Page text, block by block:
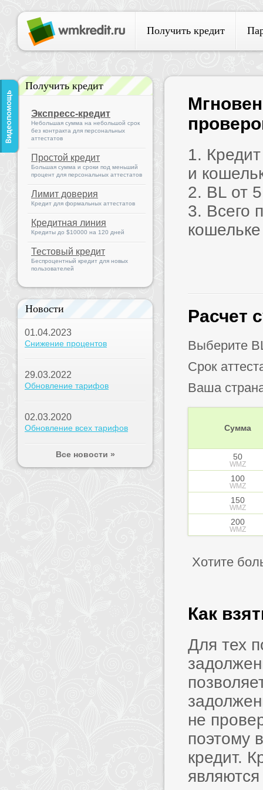
Получить кредит
Получить кредит
Экспресс-кредит
Небольшая сумма на небольшой срок
без контракта для персональных
аттестатов
Простой кредит
Большая сумма и сроки под меньший
процент для персональных аттестатов
Лимит доверия
Кредит для формальных аттестатов
Кредитная линия
Кредиты до $10000 на 120 дней
Тестовый кредит
Беспроцентный кредит для новых
пользователей
Новости
01.04.2023
Снижение процентов
29.03.2022
Обновление тарифов
02.03.2020
Обновление всех тарифов
Все новости »
1.
и
2. BL от
3. Всего
кошельке
Расчет
Выберите
Срок
Ваша
Сумма
50
WMZ
100
WMZ
150
WMZ
200
WMZ
Хотите
Как
Для тех
не
поэтому
кредит.